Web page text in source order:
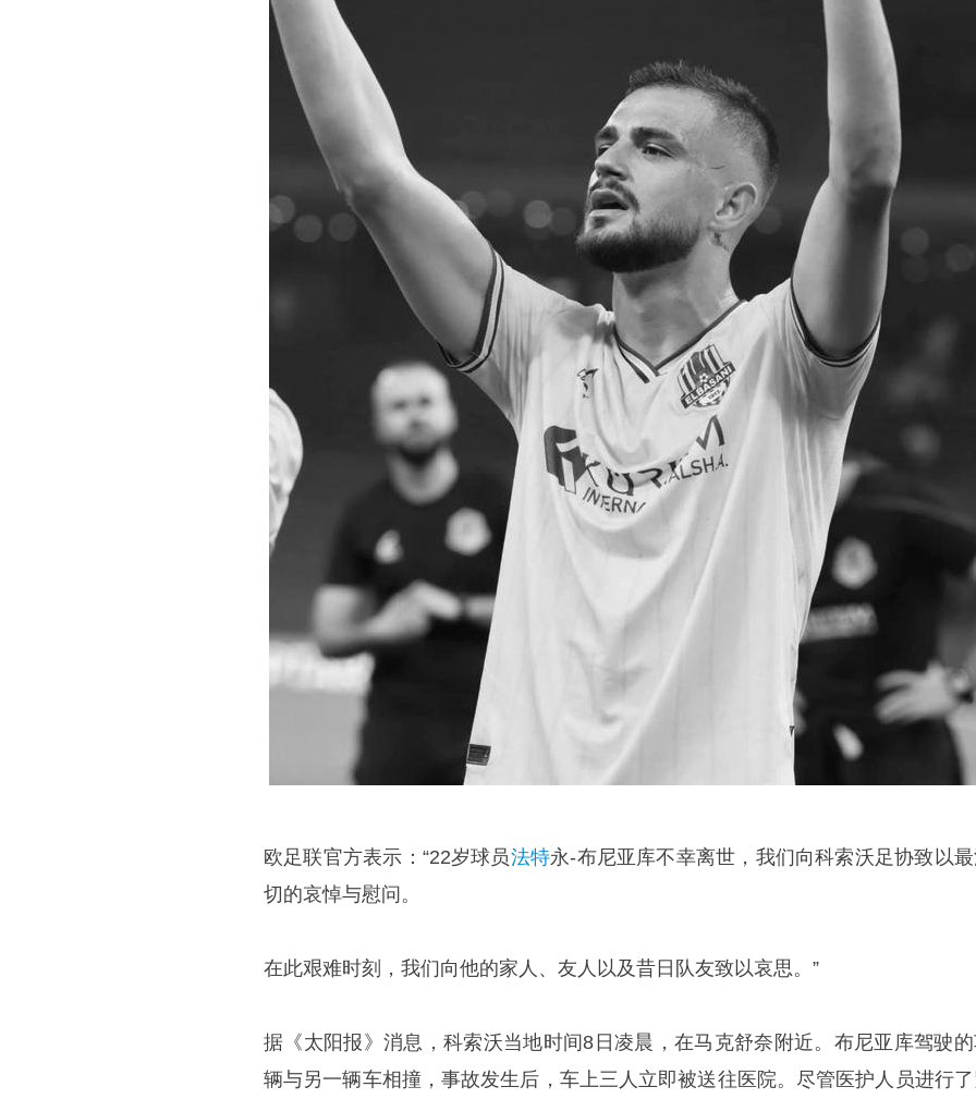
欧足联官方表示：“22岁球员法特永-布尼亚库不幸离世，我们向科索沃足协致以
切的哀悼与慰问。
在此艰难时刻，我们向他的家人、友人以及昔日队友致以哀思。”
据《太阳报》消息，科索沃当地时间8日凌晨，在马克舒奈附近。布尼亚库驾驶
辆与另一辆车相撞，事故发生后，车上三人立即被送往医院。尽管医护人员进行